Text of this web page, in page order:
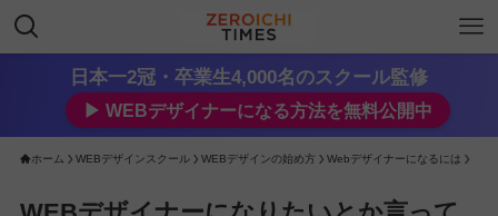
日本一2冠・卒業生4,000名のスクール監修
▶︎ WEBデザイナーになる方法を無料公開中
ホーム WEBデザインスクール WEBデザインの始め方 Webデザイナーになるには